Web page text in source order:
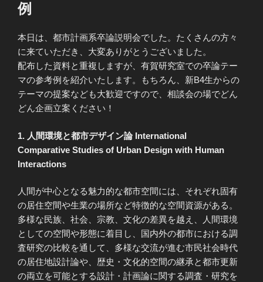
例
本日は、都市計画系卒論説明会でした。たくさんの方々
に来ていただき、大変ありがとうございました。
配布した資料と重複しますが、有賀研究室での卒論テー
マの参考例を紹介いたします。もちろん、新B4生からの
テーマの提案なども大歓迎ですので、相談会の場でどん
どん企画立案ください！
1. 人間環境と都市デザイン論 International
Comparative Studies of Urban Design with Human
Interactions
人間が中心となる魅力的な都市空間には、それぞれ固有
の居住空間や生業の場所など特徴的な空間資源がある。
多様な民族、社会、宗教、文化の差異を越え、人間環境
としての空間や形態に着目し、国内外の都市における調
査研究の比較を通して、多様な交流が進む市民社会時代
の居住地設計論や、歴史・文化的空間の継承と都市更新
の両立を可能とする設計・計画論に関する調査・研究を